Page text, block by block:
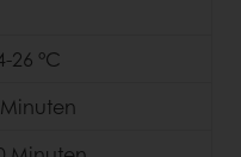
26 °C